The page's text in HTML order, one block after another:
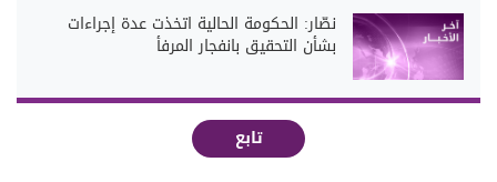
نصّار: الحكومة الحالية اتخذت عدة إجراءات
بشأن التحقيق بانفجار المرفأ
تابع